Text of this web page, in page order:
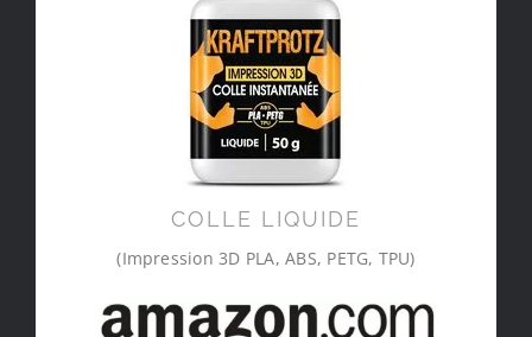
COLLE LIQUIDE
(Impression 3D PLA, ABS, PETG, TPU)